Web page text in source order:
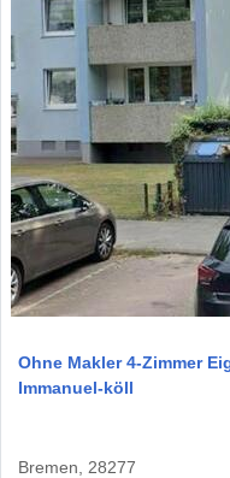
Ohne Makler 4-Zimmer
Immanuel-köll
Bremen, 28277